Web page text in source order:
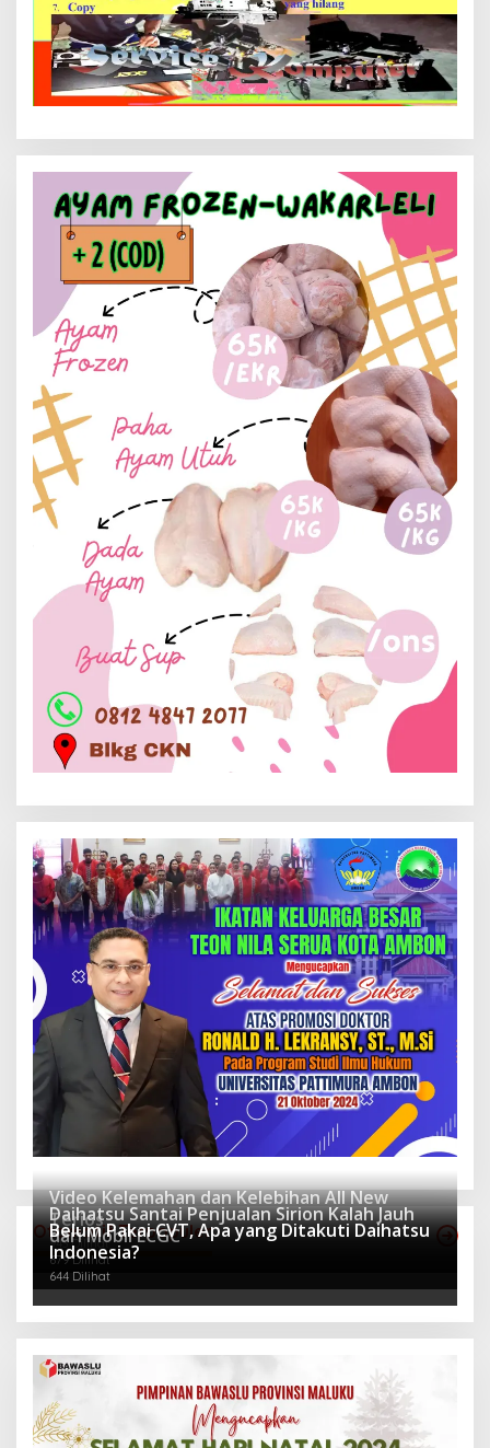
Otomotif Terpopuler
Video Kelemahan dan Kelebihan All New
Terios
943 Dilihat
Daihatsu Santai Penjualan Sirion Kalah Jauh
dari Mobil LCGC
679 Dilihat
Belum Pakai CVT, Apa yang Ditakuti Daihatsu
Indonesia?
644 Dilihat